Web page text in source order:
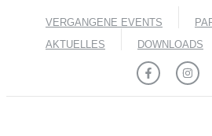
springen
VERGANGENE EVENTS
AKTUELLES
DOWNLOADS